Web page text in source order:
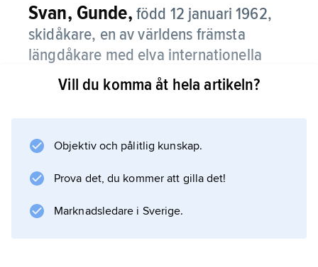
Svan, Gunde, född 12 januari 1962,
skidåkare, en av världens främsta
längdåkare med elva internationella
mästerskapssegrar för seniorer.
silver och ett brons samt i VM sju guld (15 km
och 1989, stafett 1987 och 1989), tre silver
(varav ett
Vill du komma åt hela artikeln?
Objektiv och pålitlig kunskap.
Prova det, du kommer att gilla det!
Marknadsledare i Sverige.